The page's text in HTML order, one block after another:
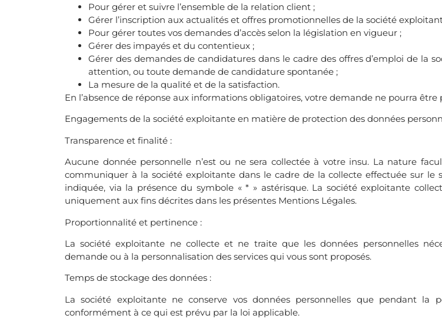
Pour gérer et suivre l’ensemble de la relation client ;
Gérer l’inscription aux actualités et offres promotionnelles de la société
Pour gérer toutes vos demandes d’accès selon la législation en vigueur ;
Gérer des impayés et du contentieux ;
Gérer des demandes de candidatures dans le cadre des offres d’emploi de la
attention, ou toute demande de candidature spontanée ;
La mesure de la qualité et de la satisfaction.
En l’absence de réponse aux informations obligatoires, votre demande ne pourra être
Engagements de la société exploitante en matière de protection des données
Transparence et finalité :
Aucune donnée personnelle n’est ou ne sera collectée à votre insu. La nature
communiquer à la société exploitante dans le cadre de la collecte effectuée sur le
indiquée, via la présence du symbole « * » astérisque. La société exploitante
uniquement aux fins décrites dans les présentes Mentions Légales.
Proportionnalité et pertinence :
La société exploitante ne collecte et ne traite que les données personnelles
demande ou à la personnalisation des services qui vous sont proposés.
Temps de stockage des données :
La société exploitante ne conserve vos données personnelles que pendant la
conformément à ce qui est prévu par la loi applicable.